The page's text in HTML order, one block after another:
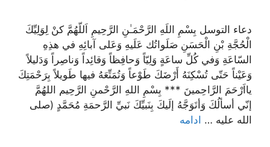
دعاء التوسل بِسْمِ اللَهِ الرَّحْمَـٰنِ الرَّحِيمِ اَللّهُمَّ كنْ لِوَلِيِّكَ
الْحُجَّةِ بْنِ الْحَسَنِ صَلَواتُك عَلَيهِ وَعَلى آبائِهِ في هذِهِ
السّاعَةِ وَفي كُلِّ ساعَةٍ وَلِيّاً وَحافِظاً وَقائِداً وَناصِراً وَدَليلاً
وَعَيْناً حَتّى تُسْكِنَهُ أَرْضَكَ طَوْعاً وَتُمَتِّعَهُ فيها طَويلاً بِرَحْمَتِكَ‌
يااَرْحَمَ الرَّاحِمينَ *** بِسْمِ اللهِ الرَّحْمنِ الرَّحِيم اللهُمَّ
إنّي أسألُكَ وَأتَوَجَّهُ إلَيكَ بِنَبيِّكَ نَبيِّ الرَّحمَةِ مُحَمَّدٍ (صلى
الله عليه … ادامه